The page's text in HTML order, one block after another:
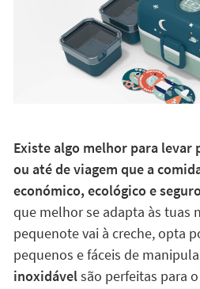
Existe algo melhor para levar
ou até de viagem que a
económico, ecológico e
que melhor se adapta às tuas
pequenote vai à creche, opta
pequenos e fáceis de
inoxidávelsão perfeitas para